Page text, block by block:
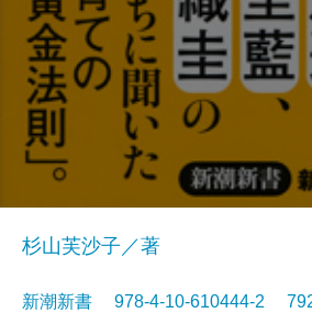
杉山芙沙子／著
新潮新書 978-4-10-610444-2